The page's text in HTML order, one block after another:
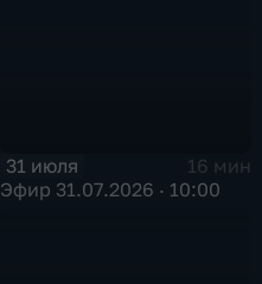
31 июля
16 мин
Эфир 31.07.2026 · 10:00